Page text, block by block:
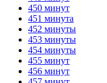
450 минут
451 минута
452 минуты
453 минуты
454 минуты
455 минут
456 минут